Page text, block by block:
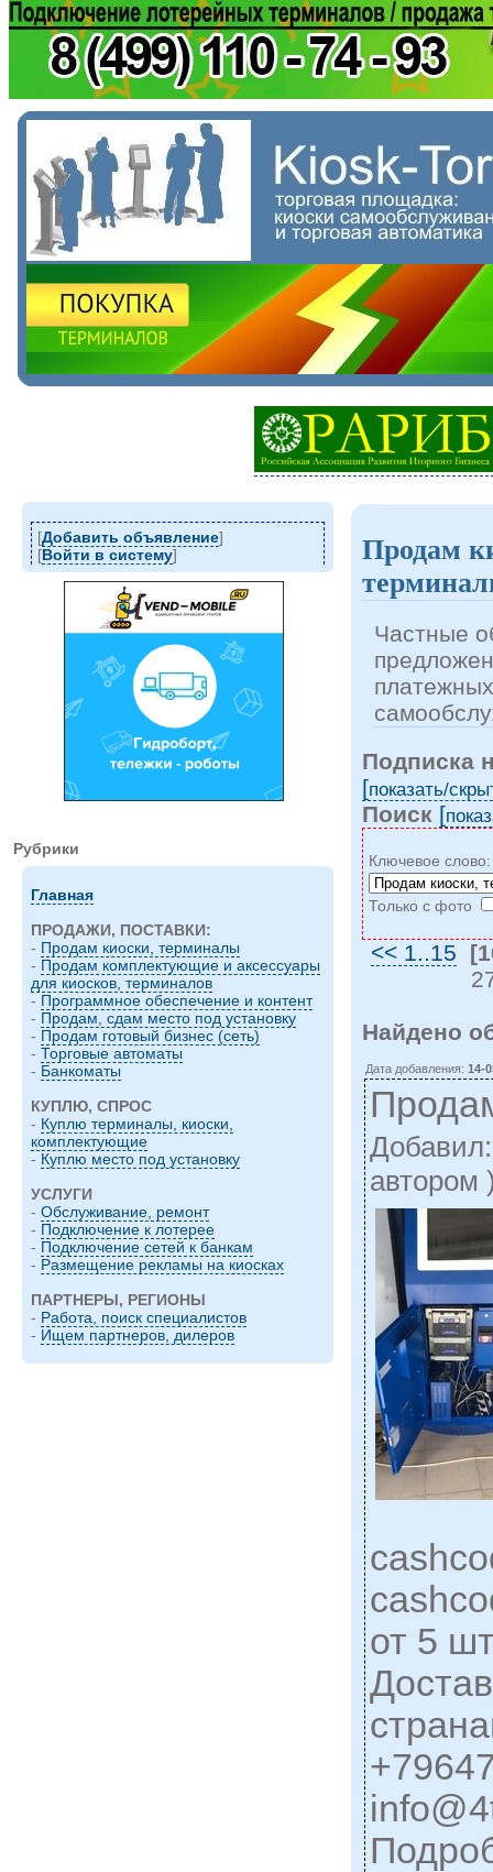
[Добавить объявление]
[Войти в систему]
Рубрики
Главная
ПРОДАЖИ, ПОСТАВКИ:
- Продам киоски, терминалы
- Продам комплектующие и аксессуары
для киосков, терминалов
- Программное обеспечение и контент
- Продам, сдам место под установку
- Продам готовый бизнес (сеть)
- Торговые автоматы
- Банкоматы
КУПЛЮ, СПРОС
- Куплю терминалы, киоски,
комплектующие
- Куплю место под установку
УСЛУГИ
- Обслуживание, ремонт
- Подключение к лотерее
- Подключение сетей к банкам
- Размещение рекламы на киосках
ПАРТНЕРЫ, РЕГИОНЫ
- Работа, поиск специалистов
- Ищем партнеров, дилеров
Продам
Частные
Подписка
[показать/
Поиск [
Ключевое
Только с фото
<< 1..15
Найдено
Дата добавления:14-
автором
от 5